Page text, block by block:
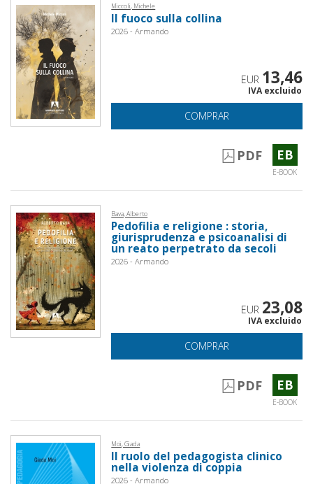
Miccoli, Michele
Il fuoco sulla collina
2026 - Armando
EUR 13,46
IVA excluido
COMPRAR
PDF EB
E-BOOK
Bava, Alberto
Pedofilia e religione : storia,
giurisprudenza e psicoanalisi di
un reato perpetrato da secoli
2026 - Armando
EUR 23,08
IVA excluido
COMPRAR
PDF EB
E-BOOK
Moi, Giada
Il ruolo del pedagogista clinico
nella violenza di coppia
2026 - Armando